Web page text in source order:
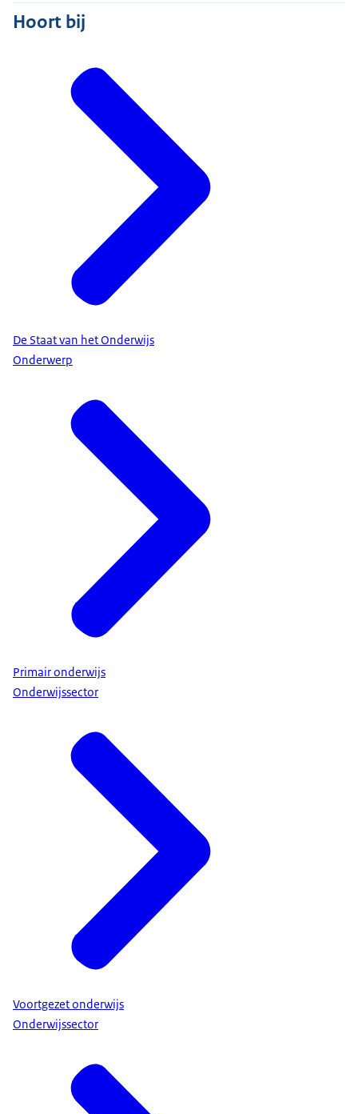
Hoort bij
De Staat van het Onderwijs
Onderwerp
Primair onderwijs
Onderwijssector
Voortgezet onderwijs
Onderwijssector